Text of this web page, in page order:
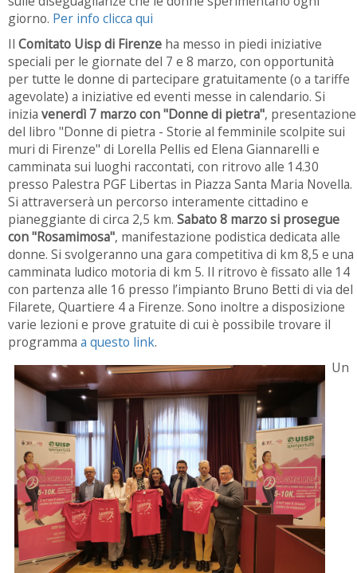
giorno. Per info clicca qui
Il Comitato Uisp di Firenze ha messo in piedi iniziative
speciali per le giornate del 7 e 8 marzo, con opportunità
per tutte le donne di partecipare gratuitamente (o a tariffe
agevolate) a iniziative ed eventi messe in calendario. Si
inizia venerdì 7 marzo con "Donne di pietra", presentazione
del libro "Donne di pietra - Storie al femminile scolpite sui
muri di Firenze" di Lorella Pellis ed Elena Giannarelli e
camminata sui luoghi raccontati, con ritrovo alle 14.30
presso Palestra PGF Libertas in Piazza Santa Maria Novella.
Si attraverserà un percorso interamente cittadino e
pianeggiante di circa 2,5 km. Sabato 8 marzo si prosegue
con "Rosamimosa", manifestazione podistica dedicata alle
donne. Si svolgeranno una gara competitiva di km 8,5 e una
camminata ludico motoria di km 5. Il ritrovo è fissato alle 14
con partenza alle 16 presso l’impianto Bruno Betti di via del
Filarete, Quartiere 4 a Firenze. Sono inoltre a disposizione
varie lezioni e prove gratuite di cui è possibile trovare il
programma a questo link.
Un